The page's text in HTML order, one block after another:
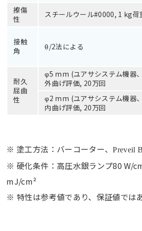
擦傷
性
スチールウール#0000, 1 kg
接触
角
θ/2法による
耐久
屈曲
性
φ5 mm (ユアサシステム機器
外曲げ評価, 20万回
φ2 mm (ユアサシステム機器
内曲げ評価, 20万回
※ 塗工方法：バーコーター、Preveil
※ 硬化条件：高圧水銀ランプ80 W/
mJ/cm²
※ 特性は参考値であり、保証値では